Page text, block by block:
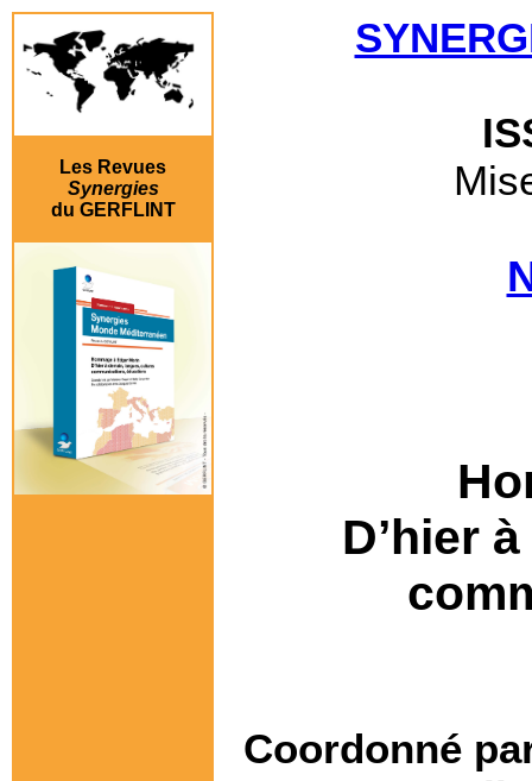
Les Revues
Synergies
du GERFLINT
D’hier
Coordonné